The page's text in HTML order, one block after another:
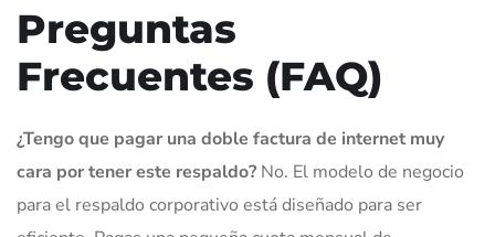
Preguntas
Frecuentes (FAQ)
¿Tengo que pagar una doble factura de internet muy
cara por tener este respaldo? No. El modelo de negocio
para el respaldo corporativo está diseñado para ser